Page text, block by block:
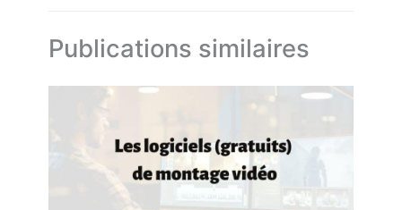
Publications similaires